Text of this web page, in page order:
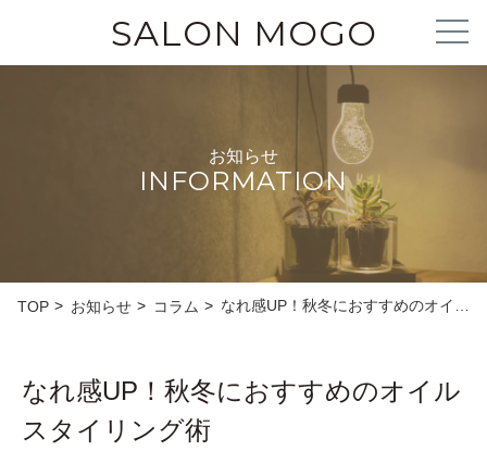
SALON MOGO
お知らせ
INFORMATION
TOP お知らせ コラム なれ感UP！秋冬におすすめのオイ…
なれ感UP！秋冬におすすめのオイル
スタイリング術